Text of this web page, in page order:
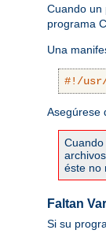
Cuando un
programa
Una
#!/
Asegúrese
éste no
Faltan
Si su